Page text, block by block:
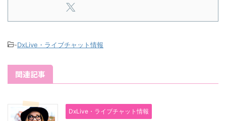
-DxLive・ライブチャット情報
関連記事
DxLive・ライブチャット情報